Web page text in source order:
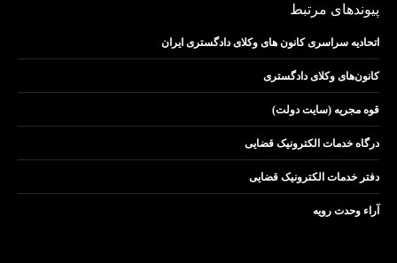
پیوندهای مرتبط
اتحادیه سراسری کانون های وکلای دادگستری ایران
کانون‌های وکلای دادگستری
قوه مجریه (سایت دولت)
درگاه خدمات الکترونیک قضایی
دفتر خدمات الکترونیک قضایی
آراء وحدت رویه